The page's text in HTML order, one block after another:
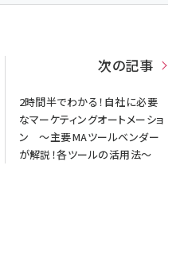
次の記事
2時間半でわかる！自社に必要
なマーケティングオートメーショ
ン ～主要MAツールベンダー
が解説！各ツールの活用法～